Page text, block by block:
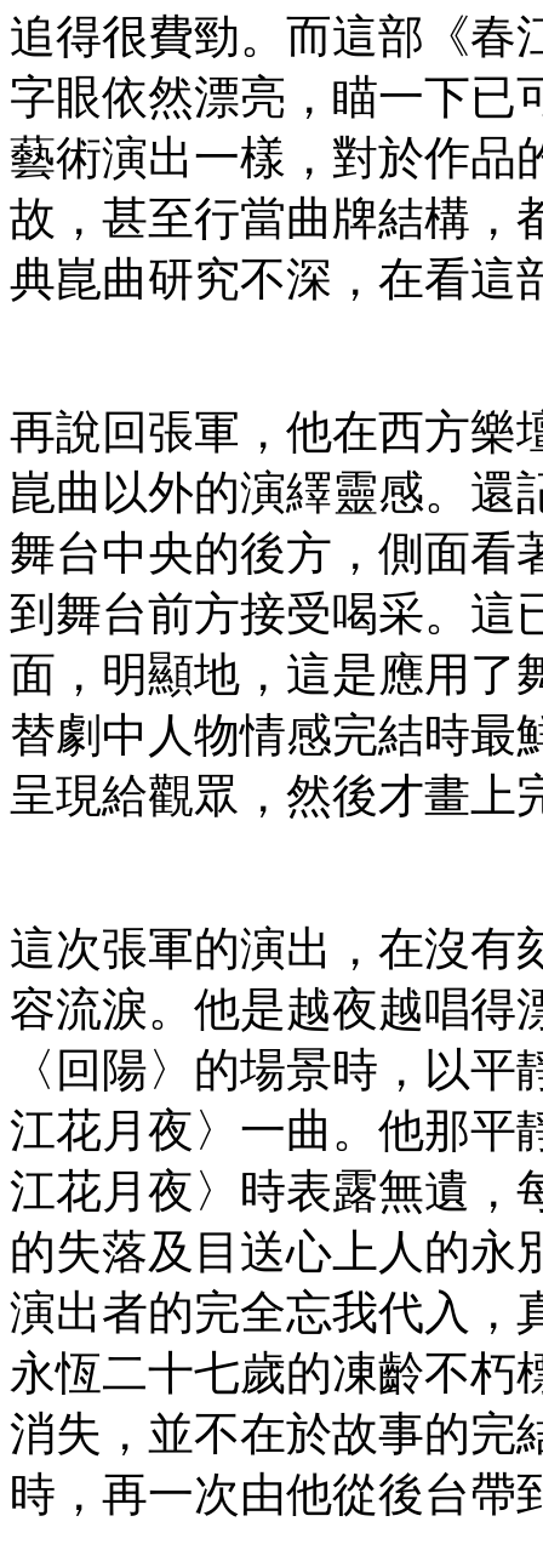
追得很費勁。而這部《春
字眼依然漂亮，瞄一下已
藝術演出一樣，對於作品
故，甚至行當曲牌結構，
典崑曲研究不深，在看這
再說回張軍，他在西方樂
崑曲以外的演繹靈感。還
舞台中央的後方，側面看
到舞台前方接受喝采。這
面，明顯地，這是應用了
替劇中人物情感完結時最
呈現給觀眾，然後才畫上
這次張軍的演出，在沒有
容流淚。他是越夜越唱得
〈回陽〉的場景時，以
江花月夜〉一曲。他那平
江花月夜〉時表露無遺，
的失落及目送心上人的永
演出者的完全忘我代入，
永恆二十七歲的凍齡不朽
消失，並不在於故事的完
時，再一次由他從後台帶